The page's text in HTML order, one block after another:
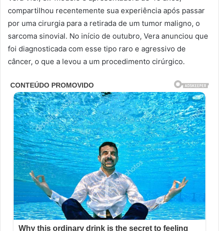
compartilhou recentemente sua experiência após passar
por uma cirurgia para a retirada de um tumor maligno, o
sarcoma sinovial. No início de outubro, Vera anunciou que
foi diagnosticada com esse tipo raro e agressivo de
câncer, o que a levou a um procedimento cirúrgico.